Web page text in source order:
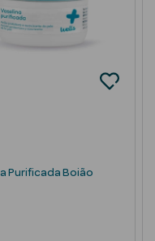
Purificada Boião